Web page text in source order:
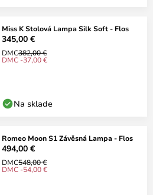
Miss K Stolová Lampa Silk Soft - Flos
345,00 €
DMC382,00 €
DMC -37,00 €
Na sklade
Romeo Moon S1 Závěsná Lampa - Flos
494,00 €
DMC548,00 €
DMC -54,00 €